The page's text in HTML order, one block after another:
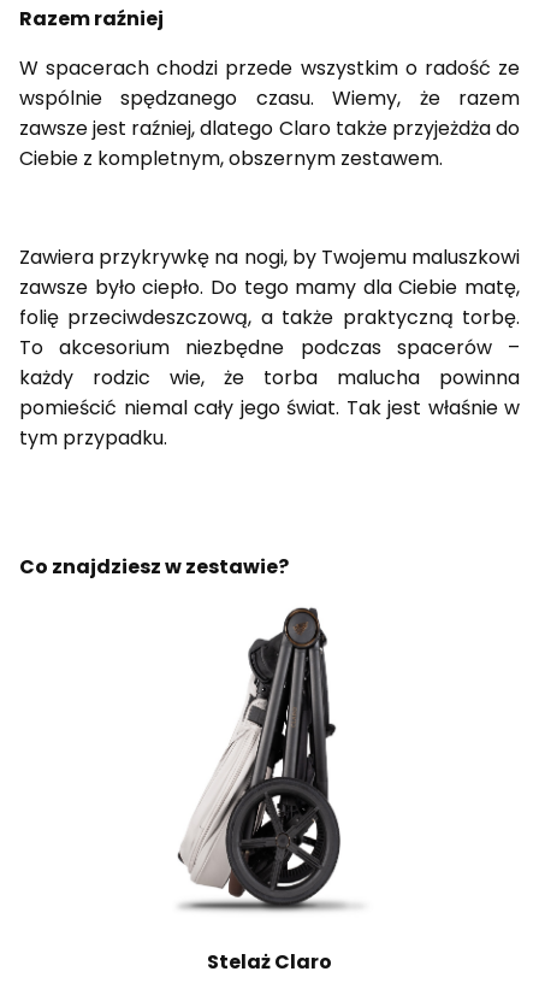
Razem raźniej
W spacerach chodzi przede wszystkim o radość ze
wspólnie spędzanego czasu. Wiemy, że razem
zawsze jest raźniej, dlatego Claro także przyjeżdża do
Ciebie z kompletnym, obszernym zestawem.
Zawiera przykrywkę na nogi, by Twojemu maluszkowi
zawsze było ciepło. Do tego mamy dla Ciebie matę,
folię przeciwdeszczową, a także praktyczną torbę.
To akcesorium niezbędne podczas spacerów –
każdy rodzic wie, że torba malucha powinna
pomieścić niemal cały jego świat. Tak jest właśnie w
tym przypadku.
Co znajdziesz w zestawie?
Stelaż Claro